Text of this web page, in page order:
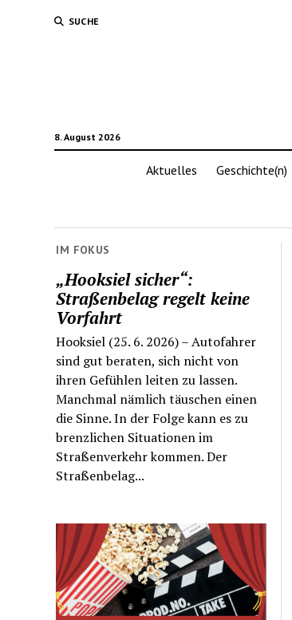
SUCHE
8. August 2026
Aktuelles Geschichte(n)
IM FOKUS
„Hooksiel sicher“:
Straßenbelag regelt keine
Vorfahrt
Hooksiel (25. 6. 2026) – Autofahrer
sind gut beraten, sich nicht von
ihren Gefühlen leiten zu lassen.
Manchmal nämlich täuschen einen
die Sinne. In der Folge kann es zu
brenzlichen Situationen im
Straßenverkehr kommen. Der
Straßenbelag...